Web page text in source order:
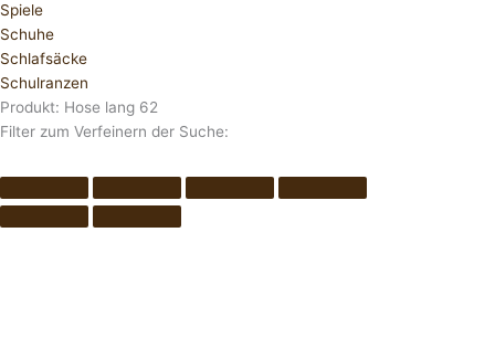
Spiele
Schuhe
Schlafsäcke
Schulranzen
Produkt: Hose lang 62
Filter zum Verfeinern der Suche: